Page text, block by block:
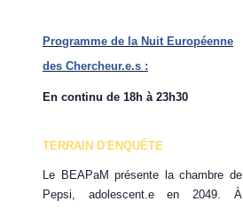
Programme de la Nuit Européenne
des Chercheur.e.s :
En continu de 18h à 23h30
TERRAIN D'ENQUÊTE
Le BEAPaM présente la chambre de
Pepsi, adolescent.e en 2049. À